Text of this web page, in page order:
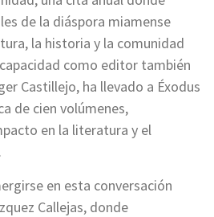
de la diáspora miamense
la historia y la comunidad
como editor también
Castillejo, ha llevado a Éxodus
de cien volúmenes,
en la literatura y el
en esta conversación
Callejas, donde